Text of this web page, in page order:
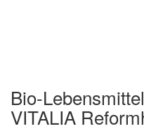
Bio-
VITALIA